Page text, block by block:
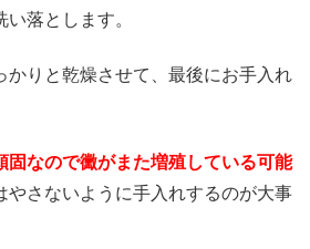
落とします。
かりと乾燥させて、最後にお手入れ
固なので黴がまた増殖している可能
やさないように手入れするのが大事